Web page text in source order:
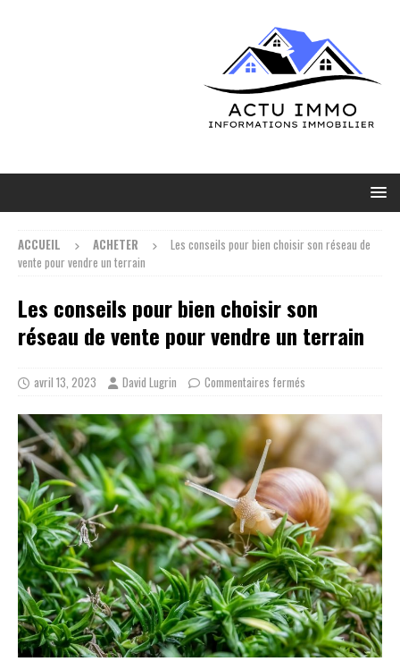
ACCUEIL ACHETER
Les conseils pour bien choisir son réseau de
vente pour vendre un terrain
Les conseils pour bien choisir son
réseau de vente pour vendre un terrain
avril 13, 2023 David Lugrin Commentaires fermés